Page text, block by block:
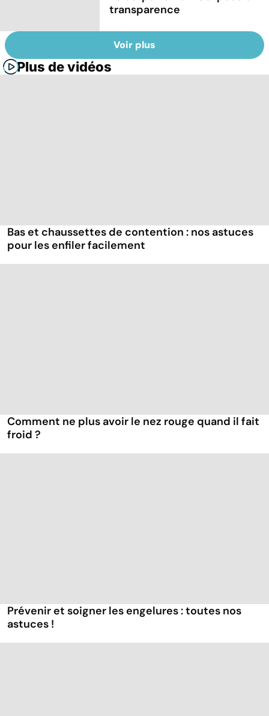
transparence
Voir plus
Plus de vidéos
Bas et chaussettes de contention : nos astuces
pour les enfiler facilement
Comment ne plus avoir le nez rouge quand il fait
froid ?
Prévenir et soigner les engelures : toutes nos
astuces !